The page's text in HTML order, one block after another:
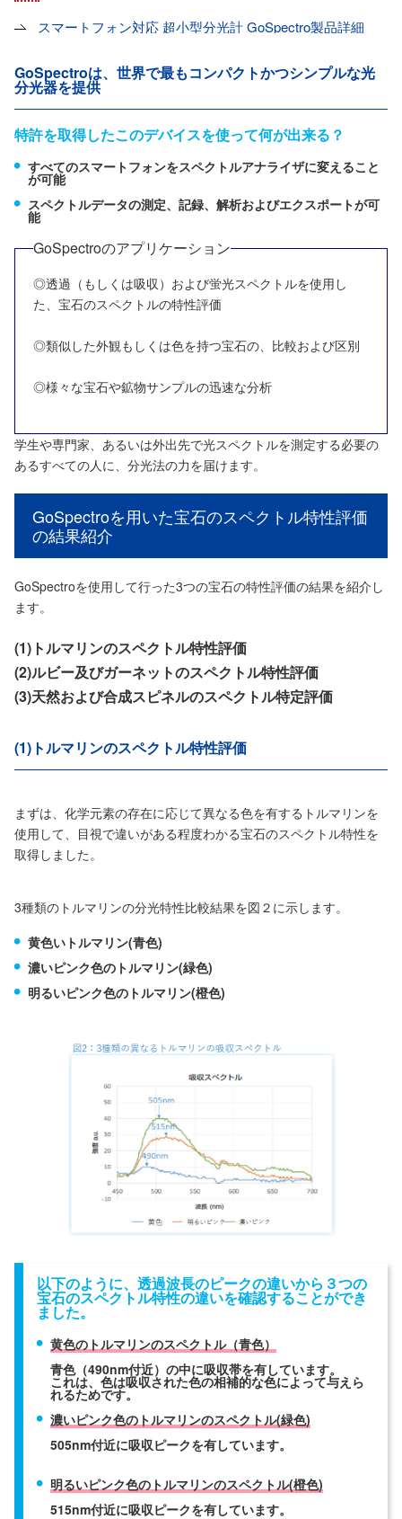
スマートフォン対応 超小型分光計 GoSpectro製品詳細
GoSpectroは、世界で最もコンパクトかつシンプルな光
分光器を提供
特許を取得したこのデバイスを使って何が出来る？
すべてのスマートフォンをスペクトルアナライザに変えること
が可能
スペクトルデータの測定、記録、解析およびエクスポートが可
能
GoSpectroのアプリケーション
◎透過（もしくは吸収）および蛍光スペクトルを使用し
た、宝石のスペクトルの特性評価
◎類似した外観もしくは色を持つ宝石の、比較および区別
◎様々な宝石や鉱物サンプルの迅速な分析
学生や専門家、あるいは外出先で光スペクトルを測定する必要の
あるすべての人に、分光法の力を届けます。
GoSpectroを用いた宝石のスペクトル特性評価
の結果紹介
GoSpectroを使用して行った3つの宝石の特性評価の結果を紹介し
ます。
(1)トルマリンのスペクトル特性評価
(2)ルビー及びガーネットのスペクトル特性評価
(3)天然および合成スピネルのスペクトル特定評価
(1)トルマリンのスペクトル特性評価
まずは、化学元素の存在に応じて異なる色を有するトルマリンを
使用して、目視で違いがある程度わかる宝石のスペクトル特性を
取得しました。
3種類のトルマリンの分光特性比較結果を図２に示します。
黄色いトルマリン(青色)
濃いピンク色のトルマリン(緑色)
明るいピンク色のトルマリン(橙色)
以下のように、透過波長のピークの違いから３つの
宝石のスペクトル特性の違いを確認することができ
ました。
黄色のトルマリンのスペクトル（青色）
青色（490nm付近）の中に吸収帯を有しています。
これは、色は吸収された色の相補的な色によって与えら
れるためです。
濃いピンク色のトルマリンのスペクトル(緑色)
505nm付近に吸収ピークを有しています。
明るいピンク色のトルマリンのスペクトル(橙色)
515nm付近に吸収ピークを有しています。